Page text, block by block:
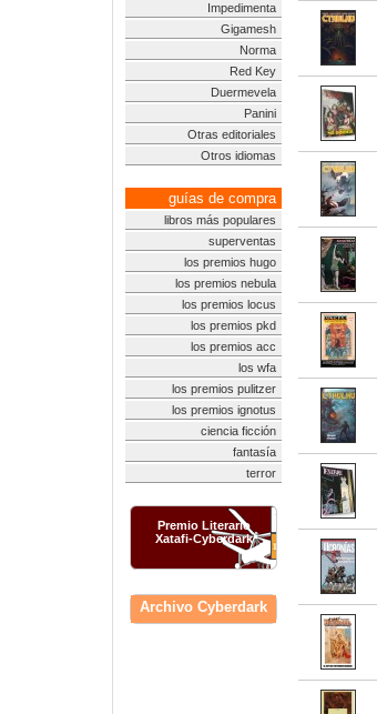
Impedimenta
Gigamesh
Norma
Red Key
Duermevela
Panini
Otras editoriales
Otros idiomas
guías de compra
libros más populares
superventas
los premios hugo
los premios nebula
los premios locus
los premios pkd
los premios acc
los wfa
los premios pulitzer
los premios ignotus
ciencia ficción
fantasía
terror
Premio Literario
Xatafi-Cyberdark
Archivo Cyberdark